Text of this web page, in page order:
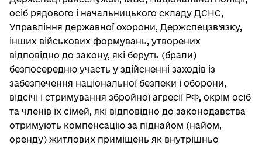
осіб рядового і начальницького складу ДСНС,
Управління державної охорони, Держспецзв’язку,
інших військових формувань, утворених
відповідно до закону, які беруть (брали)
безпосередню участь у здійсненні заходів із
забезпечення національної безпеки і оборони,
відсічі і стримування збройної агресії РФ, окрім осіб
та членів їх сімей, які відповідно до законодавства
отримують компенсацію за піднайом (найом,
оренду) житлових приміщень як внутрішньо